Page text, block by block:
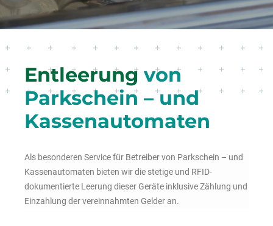
Entleerung von
Parkschein – und
Kassenautomaten
Als besonderen Service für Betreiber von Parkschein – und
Kassenautomaten bieten wir die stetige und RFID-
dokumentierte Leerung dieser Geräte inklusive Zählung und
Einzahlung der vereinnahmten Gelder an.